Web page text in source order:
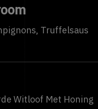
Truffelsaus
Witloof Met Honing